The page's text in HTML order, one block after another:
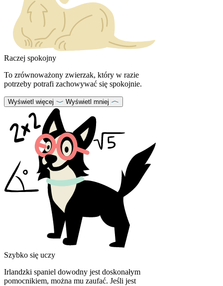
Raczej spokojny
To zrównoważony zwierzak, który w razie
potrzeby potrafi zachowywać się spokojnie.
Wyświetl więcej Wyświetl mniej
Szybko się uczy
Irlandzki spaniel dowodny jest doskonałym
pomocnikiem, można mu zaufać. Jeśli jest